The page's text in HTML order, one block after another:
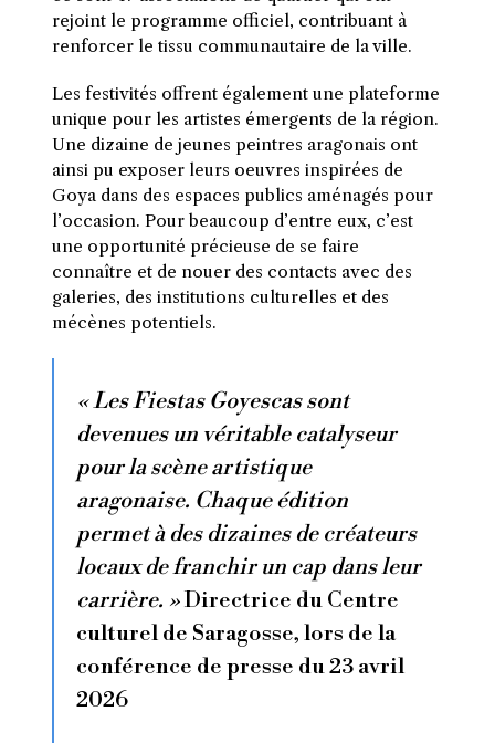
rejoint le programme officiel, contribuant à
renforcer le tissu communautaire de la ville.
Les festivités offrent également une plateforme
unique pour les artistes émergents de la région.
Une dizaine de jeunes peintres aragonais ont
ainsi pu exposer leurs oeuvres inspirées de
Goya dans des espaces publics aménagés pour
l’occasion. Pour beaucoup d’entre eux, c’est
une opportunité précieuse de se faire
connaître et de nouer des contacts avec des
galeries, des institutions culturelles et des
mécènes potentiels.
« Les Fiestas Goyescas sont
devenues un véritable catalyseur
pour la scène artistique
aragonaise. Chaque édition
permet à des dizaines de créateurs
locaux de franchir un cap dans leur
carrière. »Directrice du Centre
culturel de Saragosse, lors de la
conférence de presse du 23 avril
2026